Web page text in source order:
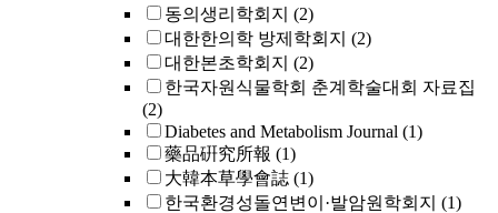
동의생리학회지 (2)
대한한의학 방제학회지 (2)
대한본초학회지 (2)
한국자원식물학회 춘계학술대회 자료집
(2)
Diabetes and Metabolism Journal (1)
藥品硏究所報 (1)
大韓本草學會誌 (1)
한국환경성돌연변이·발암원학회지 (1)